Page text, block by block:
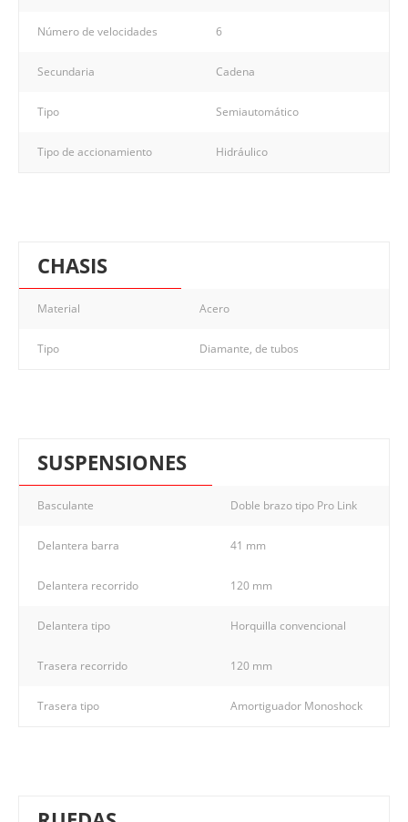
Número de velocidades 6
Secundaria Cadena
Tipo Semiautomático
Tipo de accionamiento Hidráulico
CHASIS
Material Acero
Tipo Diamante, de tubos
SUSPENSIONES
Basculante Doble brazo tipo Pro Link
Delantera barra 41 mm
Delantera recorrido 120 mm
Delantera tipo Horquilla convencional
Trasera recorrido 120 mm
Trasera tipo Amortiguador Monoshock